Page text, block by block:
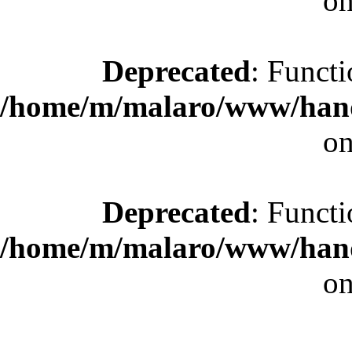
Deprecated:
/home/m/malaro/www/
Deprecated:
/home/m/malaro/www/